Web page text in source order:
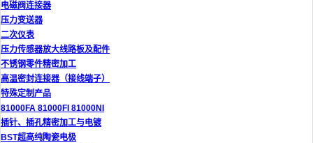
电磁阀连接器
压力变送器
二次仪表
压力传感器放大线路板及配件
不锈钢零件精密加工
高温密封连接器（接线端子）
特殊定制产品
81000FA 81000FI 81000NI
插针、插孔精密加工与电镀
BST超高纯陶瓷电极